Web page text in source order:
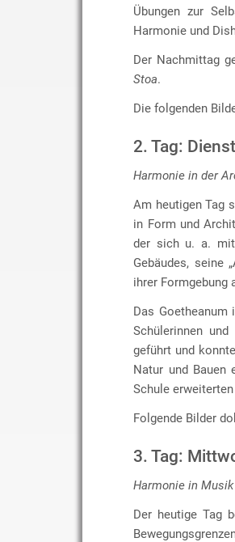
Übungen zur
Harmonie und
Der Nachmittag
Stoa.
Die folgenden
2. Tag:
Harmonie in der
Am heutigen Tag
in Form und
der sich u. a. mit
Gebäudes, seine
ihrer Formgebung
Das
Schülerinnen
geführt und
Natur und Bauen
Schule
Folgende Bilder
3. Tag:
Harmonie in
Der heutige Tag